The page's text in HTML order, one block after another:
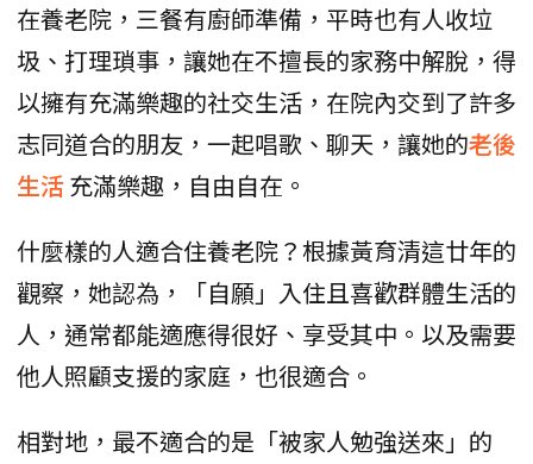
在養老院，三餐有廚師準備，平時也有人收垃
圾、打理瑣事，讓她在不擅長的家務中解脫，得
以擁有充滿樂趣的社交生活，在院內交到了許多
志同道合的朋友，一起唱歌、聊天，讓她的老後
生活充滿樂趣，自由自在。
什麼樣的人適合住養老院？根據黃育清這廿年的
觀察，她認為，「自願」入住且喜歡群體生活的
人，通常都能適應得很好、享受其中。以及需要
他人照顧支援的家庭，也很適合。
相對地，最不適合的是「被家人勉強送來」的